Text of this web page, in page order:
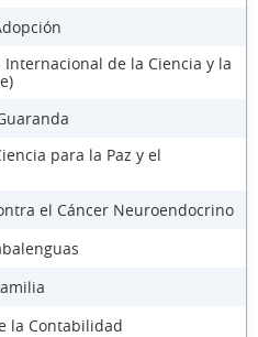
Internacional de la Ciencia y la
para la Paz y el
el Cáncer Neuroendocrino
la Contabilidad